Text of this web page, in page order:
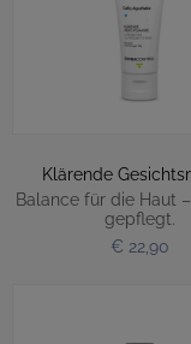
Klärende
Balance für die Haut –
gepflegt.
€ 22,90